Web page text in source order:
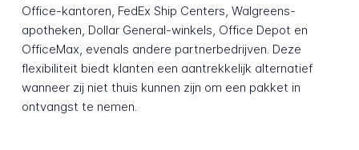
Office-kantoren, FedEx Ship Centers, Walgreens-
apotheken, Dollar General-winkels, Office Depot en
OfficeMax, evenals andere partnerbedrijven. Deze
flexibiliteit biedt klanten een aantrekkelijk alternatief
wanneer zij niet thuis kunnen zijn om een pakket in
ontvangst te nemen.